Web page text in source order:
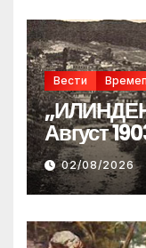
Вести
Август
02/08/2026